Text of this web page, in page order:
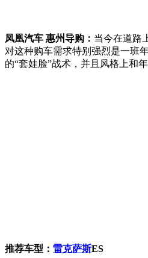
凤凰汽车 惠州导购： 当今在道路
对这种购车需求特别强烈是一班
的“套娃脸”战术，并且风格上和
推荐车型： 雷克萨斯ES